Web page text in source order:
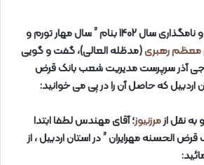
به مناسبت هفته دولت و نامگذاری سال 1402 بنام ” سال مهار تورم و
معظم رهبری(مدظله العالی)، گفت و گویی
فرجی آذر سرپرست مدیریت شعب بانک قرض
اردبیل که حاصل آن را در پی می خوانید:
و به نقل ازمرزنیوز؛ آقای مهندس لطفا ابتدا
الحسنه مهرایران ” در استان اردبیل ، از